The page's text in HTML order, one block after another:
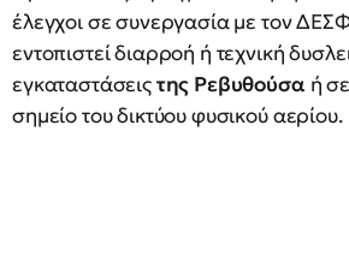
έλεγχοι σε συνεργασία με τον
εντοπιστεί διαρροή ή τεχνική
εγκαταστάσειςτης Ρεβυθούσα ή
σημείο του δικτύου φυσικού αερίου.